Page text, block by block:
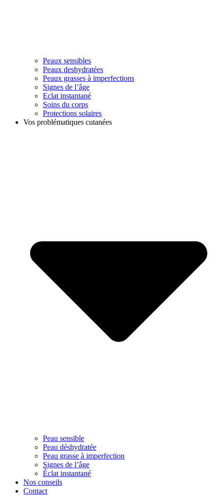
Peaux sensibles
Peaux deshydratées
Peaux grasses à imperfections
Signes de l’âge
Eclat instantané
Soins du corps
Protections solaires
Vos problématiques cutanées
Peau sensible
Peau déshydratée
Peau grasse à imperfection
Signes de l’âge
Éclat instantané
Nos conseils
Contact